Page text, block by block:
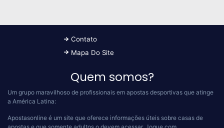
Contato
Mapa Do Site
Quem somos?
Um grupo maravilhoso de profissionais em apostas desportivas que atinge
a América Latina:
Apostasonline é um site que oferece informações úteis sobre casas de